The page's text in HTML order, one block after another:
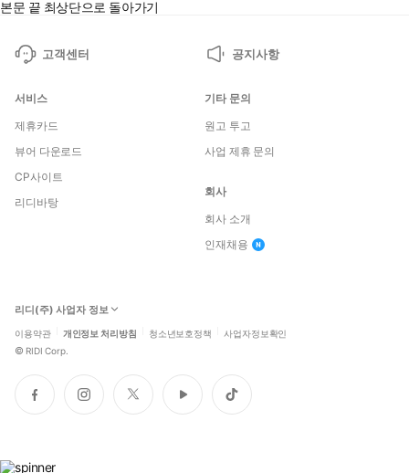
본문 끝 최상단으로 돌아가기
고객센터 공지사항
서비스
제휴카드
뷰어 다운로드
CP사이트
리디바탕
기타 문의
원고 투고
사업 제휴 문의
회사
회사 소개
인재채용
리디(주) 사업자 정보
이용약관 개인정보 처리방침 청소년보호정책 사업자정보확인
© RIDI Corp.
페
이
인
스
트
위
유
튜
틱
톡